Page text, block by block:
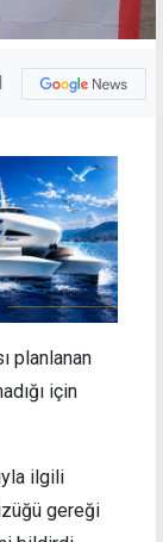
planlanan
için
ilgili
gereği